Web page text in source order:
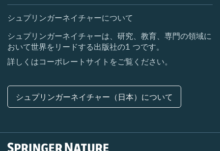
お問い合わせ
メディアセンター
所在地 & お問い合わせ
コーポレートサイト（グローバル）
シュプリンガーネイチャーについて
シュプリンガーネイチャーは、研究、教育、専門の領域に
おいて世界をリードする出版社の1 つです。
詳しくはコーポレートサイトをご覧ください。
シュプリンガーネイチャー（日本）について